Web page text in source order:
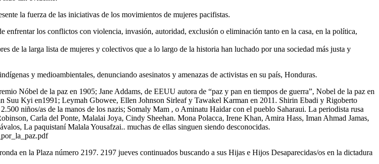
la fuerza de las iniciativas de los movimientos de mujeres pacifistas.
enfrentar los conflictos con violencia, invasión, autoridad, exclusión o eliminación tanto en la casa, en la política,
de la larga lista de mujeres y colectivos que a lo largo de la historia han luchado por una sociedad más justa y
y medioambientales, denunciando asesinatos y amenazas de activistas en su país, Honduras.
Nóbel de la paz en 1905; Jane Addams, de EEUU autora de “paz y pan en tiempos de guerra”, Nobel de la paz en
Kyi en1991; Leymah Gbowee, Ellen Johnson Sirleaf y Tawakel Karman en 2011. Shirin Ebadi y Rigoberto
niños/as de la manos de los nazis; Somaly Mam , o Aminatu Haidar con el pueblo Saharaui. La periodista rusa
Carla del Ponte, Malalai Joya, Cindy Sheehan. Mona Polacca, Irene Khan, Amira Hass, Iman Ahmad Jamas,
La paquistaní Malala Yousafzai.. muchas de ellas singuen siendo desconocidas.
en la Plaza número 2197. 2197 jueves continuados buscando a sus Hijas e Hijos Desaparecidas/os en la dictadura